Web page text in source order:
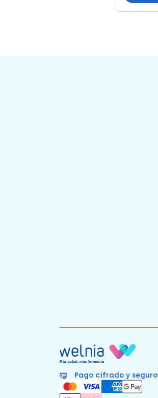
Pago cifrado y seguro